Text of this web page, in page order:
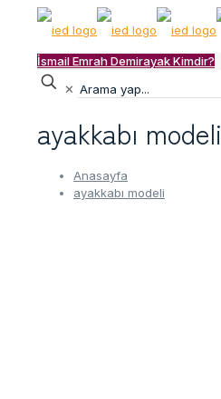
İsmail Emrah Demirayak Kimdir?
✕
ayakkabı modeli
Anasayfa
ayakkabı modeli